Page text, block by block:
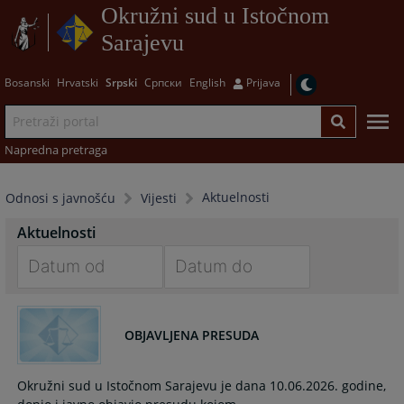
Okružni sud u Istočnom
Sarajevu
Bosanski Hrvatski Srpski Српски English Prijava
Napredna pretraga
Odnosi s javnošću Vijesti Aktuelnosti
Aktuelnosti
forward
interact
the
to
the
OBJAVLJENA PRESUDA
Okružni sud u Istočnom Sarajevu je dana 10.06.2026. godine,